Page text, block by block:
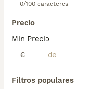
0/100 caracteres
Precio
Min Precio
€
Filtros populares